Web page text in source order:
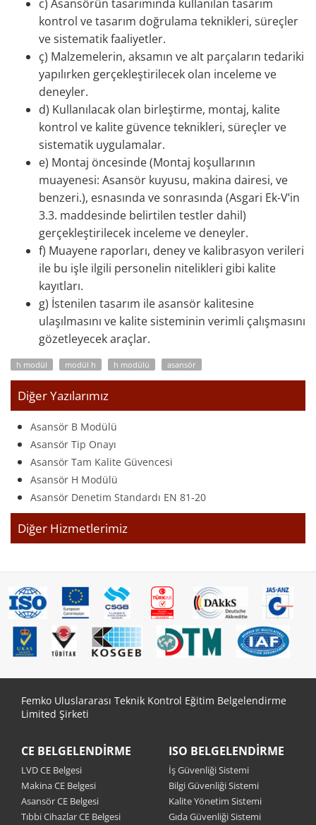
c) Asansörün tasarımında kullanılan tasarım
kontrol ve tasarım doğrulama teknikleri, süreçler
ve sistematik faaliyetler.
ç) Malzemelerin, aksamın ve alt parçaların tedariki
yapılırken gerçekleştirilecek olan inceleme ve
deneyler.
d) Kullanılacak olan birleştirme, montaj, kalite
kontrol ve kalite güvence teknikleri, süreçler ve
sistematik uygulamalar.
e) Montaj öncesinde (Montaj koşullarının
muayenesi: Asansör kuyusu, makina dairesi, ve
benzeri.), esnasında ve sonrasında (Asgari Ek-V’in
3.3. maddesinde belirtilen testler dahil)
gerçekleştirilecek inceleme ve deneyler.
f) Muayene raporları, deney ve kalibrasyon verileri
ile bu işle ilgili personelin nitelikleri gibi kalite
kayıtları.
g) İstenilen tasarım ile asansör kalitesine
ulaşılmasını ve kalite sisteminin verimli çalışmasını
gözetleyecek araçlar.
h modül modül h h modülü asansör
Diğer Yazılarımız
Asansör B Modülü
Asansör Tip Onayı
Asansör Tam Kalite Güvencesi
Asansör H Modülü
Asansör Denetim Standardı EN 81-20
Diğer Hizmetlerimiz
Femko Uluslararası Teknik Kontrol Eğitim Belgelendirme
Limited Şirketi
CE BELGELENDIRME
LVD CE Belgesi
Makina CE Belgesi
Asansör CE Belgesi
Tıbbi Cihazlar CE Belgesi
ISO BELGELENDIRME
İş Güvenliği Sistemi
Bilgi Güvenliği Sistemi
Kalite Yönetim Sistemi
Gıda Güvenliği Sistemi